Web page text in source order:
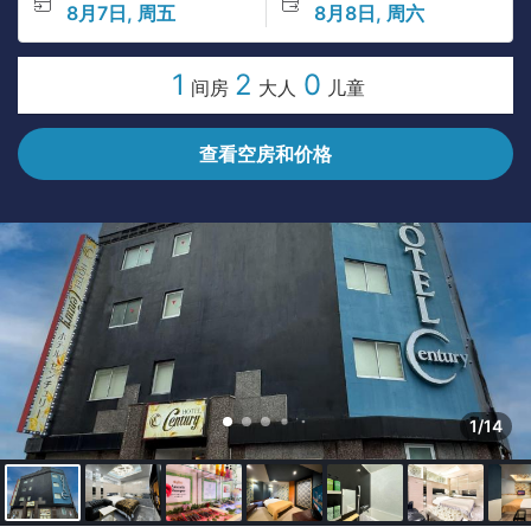
8月7日, 周五 8月8日, 周六
1 间房 2 大人 0 儿童
查看空房和价格
1/14